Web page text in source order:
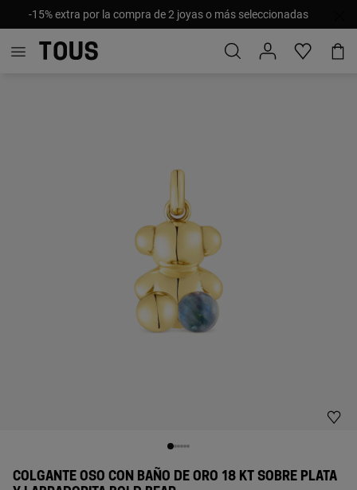
-15% extra por la compra de 2 joyas o más seleccionadas
COLGANTE OSO CON BAÑO DE ORO 18 KT SOBRE PLATA